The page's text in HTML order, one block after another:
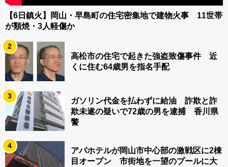
【6日鎮火】岡山・早島町の住宅密集地で建物火事 11世帯
が類焼・3人軽傷か
2
高松市の住宅で起きた強盗致傷事件 近
くに住む64歳男を指名手配
3
ガソリン代金を払わずに給油 詐欺と詐
欺未遂の疑いで72歳の男を逮捕 香川県
警
4
アパホテルが岡山市中心部の激戦区に2棟
目オープン 市街地を一望のプールに大